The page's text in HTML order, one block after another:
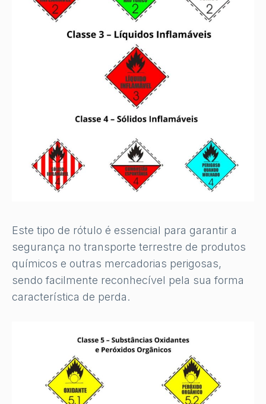
Este tipo de rótulo é essencial para garantir a
segurança no transporte terrestre de produtos
químicos e outras mercadorias perigosas,
sendo facilmente reconhecível pela sua forma
característica de perda.